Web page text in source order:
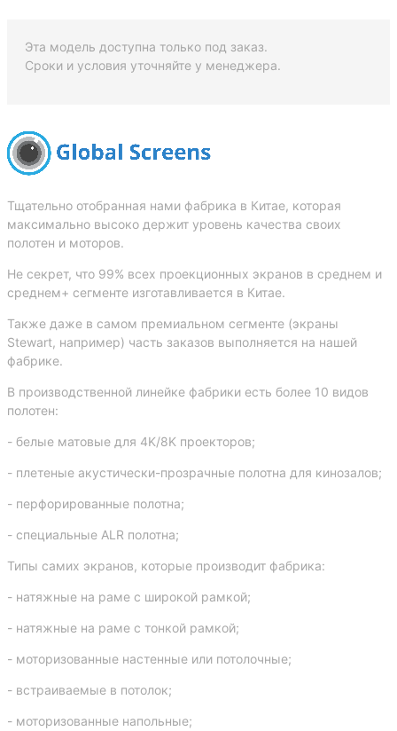
Эта модель доступна только под заказ.
Сроки и условия уточняйте у менеджера.
Тщательно отобранная нами фабрика в Китае, которая
максимально высоко держит уровень качества своих
полотен и моторов.
Не секрет, что 99% всех проекционных экранов в среднем и
среднем+ сегменте изготавливается в Китае.
Также даже в самом премиальном сегменте (экраны
Stewart, например) часть заказов выполняется на нашей
фабрике.
В производственной линейке фабрики есть более 10 видов
полотен:
- белые матовые для 4K/8K проекторов;
- плетеные акустически-прозрачные полотна для кинозалов;
- перфорированные полотна;
- специальные ALR полотна;
Типы самих экранов, которые производит фабрика:
- натяжные на раме с широкой рамкой;
- натяжные на раме с тонкой рамкой;
- моторизованные настенные или потолочные;
- встраиваемые в потолок;
- моторизованные напольные;